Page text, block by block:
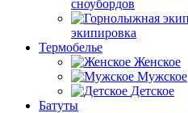
сноубордов
экипировка
Термобелье
Женское
Мужское
Детское
Батуты